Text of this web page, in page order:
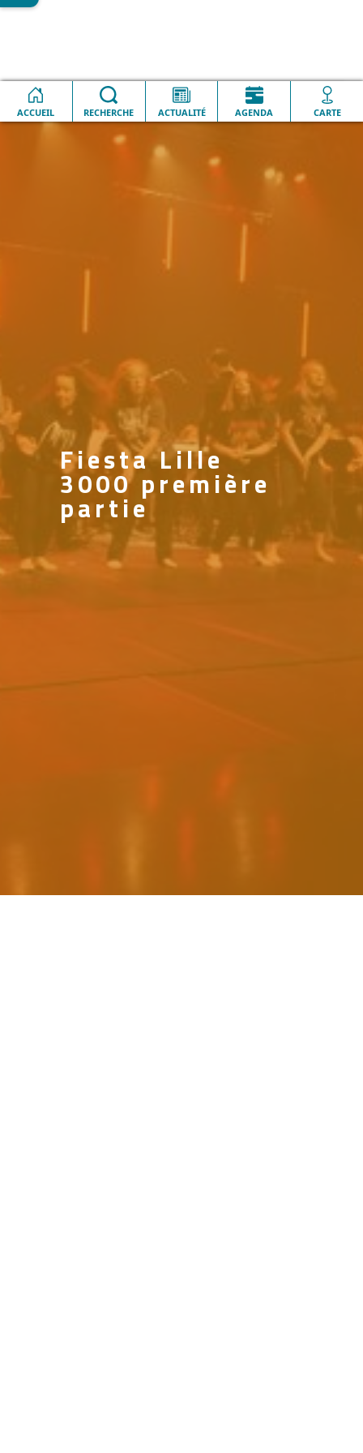
ACCUEIL RECHERCHE ACTUALITÉ AGENDA CARTE
Accueil Lesquin en image Fiesta Lille 3000 première partie
Fiesta Lille
3000 première
partie